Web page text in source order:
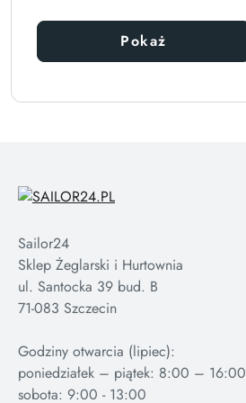
Pokaż
Sailor24
Sklep Żeglarski i Hurtownia
ul. Santocka 39 bud. B
71-083 Szczecin
Godziny otwarcia (lipiec):
poniedziałek – piątek: 8:00 – 16:00